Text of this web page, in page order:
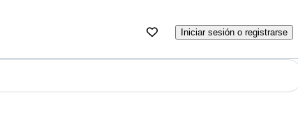
Iniciar sesión o registrarse